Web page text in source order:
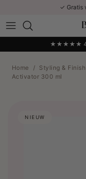
✓ Gratis
★★★★★
Home / Styling &
Activator 300 ml
NIEUW